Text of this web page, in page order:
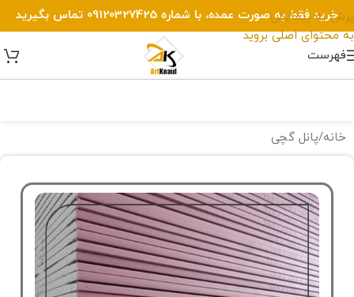
پرش به پیمایش
به محتوای اصلی بروید
خرید فقط به صورت عمده، با شماره 09120327425 تماس بگیرید
فهرست
خانه/پانل گچی